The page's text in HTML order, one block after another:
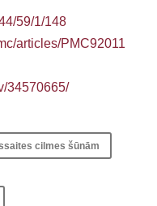
59/1/148
articles/PMC92011
34570665/
cilmes šūnām